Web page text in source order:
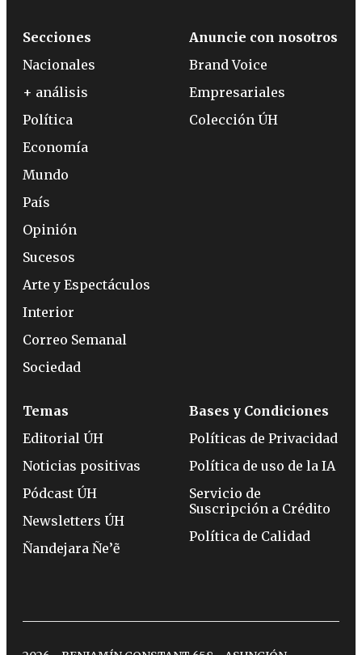
Secciones
Nacionales
+ análisis
Política
Economía
Mundo
País
Opinión
Sucesos
Arte y Espectáculos
Interior
Correo Semanal
Sociedad
Anuncie con nosotros
Brand Voice
Empresariales
Colección ÚH
Temas
Editorial ÚH
Noticias positivas
Pódcast ÚH
Newsletters ÚH
Ñandejara Ñe’ẽ
Bases y Condiciones
Políticas de Privacidad
Política de uso de la IA
Servicio de
Suscripción a Crédito
Política de Calidad